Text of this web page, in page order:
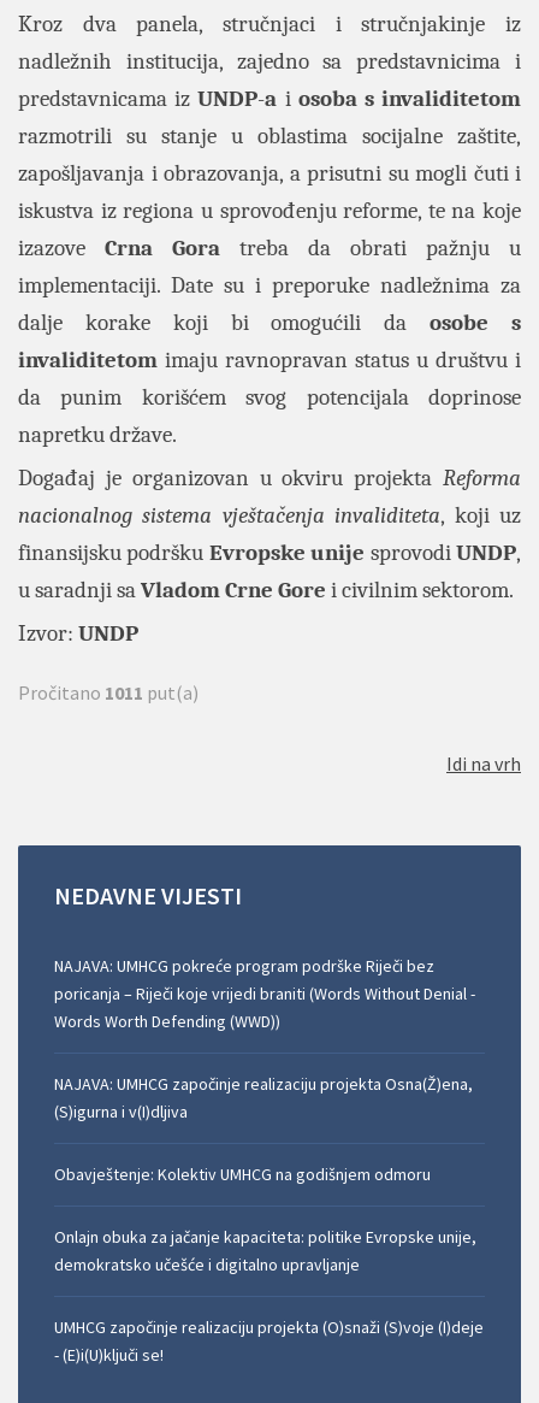
Kroz dva panela, stručnjaci i stručnjakinje iz
nadležnih institucija, zajedno sa predstavnicima i
predstavnicama izUNDP-a i osoba s invaliditetom
razmotrili su stanje u oblastima socijalne zaštite,
zapošljavanja i obrazovanja, a prisutni su mogli čuti i
iskustva iz regiona u sprovođenju reforme, te na koje
izazove Crna Gora treba da obrati pažnju u
implementaciji. Date su i preporuke nadležnima za
dalje korake koji bi omogućili daosobe s
invaliditetom imaju ravnopravan status u društvu i
da punim korišćem svog potencijala doprinose
napretku države.
Događaj je organizovan u okviru projekta Reforma
nacionalnog sistema vještačenja invaliditeta, koji uz
finansijsku podršku Evropske unije sprovodiUNDP,
u saradnji saVladom Crne Gore i civilnim sektorom.
Izvor: UNDP
Pročitano 1011 put(a)
Idi na vrh
NEDAVNE VIJESTI
NAJAVA: UMHCG pokreće program podrške Riječi bez
poricanja – Riječi koje vrijedi braniti (Words Without Denial -
Words Worth Defending (WWD))
NAJAVA: UMHCG započinje realizaciju projekta Osna(Ž)ena,
(S)igurna i v(I)dljiva
Obavještenje: Kolektiv UMHCG na godišnjem odmoru
Onlajn obuka za jačanje kapaciteta: politike Evropske unije,
demokratsko učešće i digitalno upravljanje
UMHCG započinje realizaciju projekta (O)snaži (S)voje (I)deje
- (E)i(U)ključi se!